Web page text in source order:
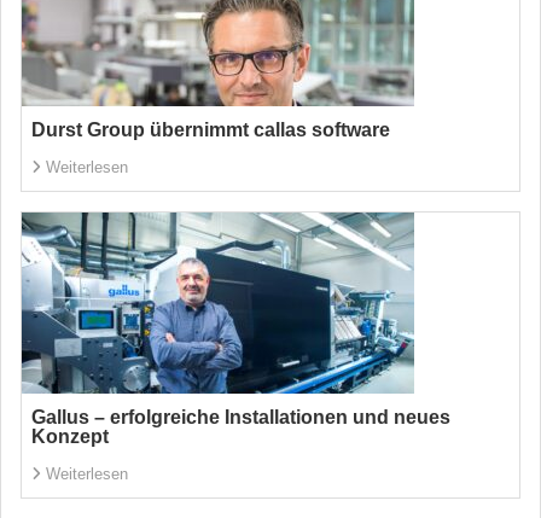
Durst Group übernimmt callas software
Weiterlesen
Gallus – erfolgreiche Installationen und neues
Konzept
Weiterlesen